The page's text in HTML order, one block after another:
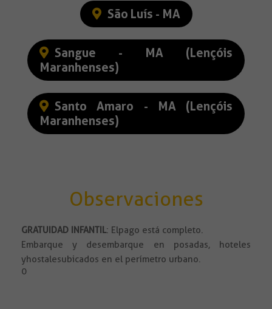
São Luís - MA
Sangue - MA (Lençóis
Maranhenses)
Santo Amaro - MA (Lençóis
Maranhenses)
Observaciones
GRATUIDAD INFANTIL: El pago está completo.
Embarque y desembarque en posadas, hoteles
y hostales ubicados en el perímetro urbano.
0